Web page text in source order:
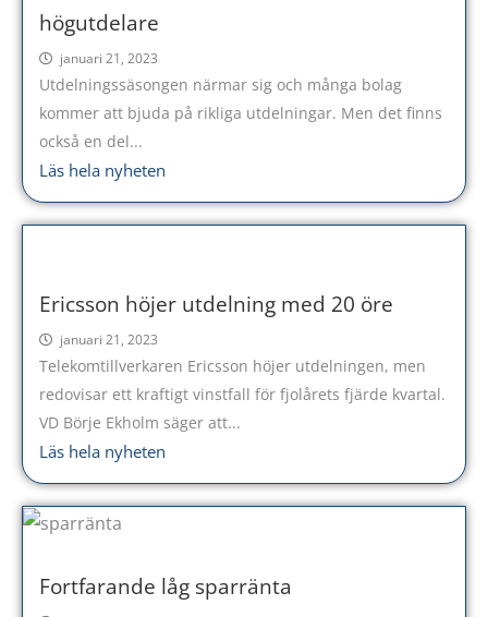
högutdelare
januari 21, 2023
Utdelningssäsongen närmar sig och många bolag
kommer att bjuda på rikliga utdelningar. Men det finns
också en del...
Läs hela nyheten
Ericsson höjer utdelning med 20 öre
januari 21, 2023
Telekomtillverkaren Ericsson höjer utdelningen, men
redovisar ett kraftigt vinstfall för fjolårets fjärde kvartal.
VD Börje Ekholm säger att...
Läs hela nyheten
Fortfarande låg sparränta